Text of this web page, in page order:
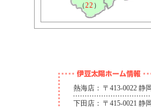
（22 ）
熱海店： 〒413-0022 静
下田店： 〒415-0021 静